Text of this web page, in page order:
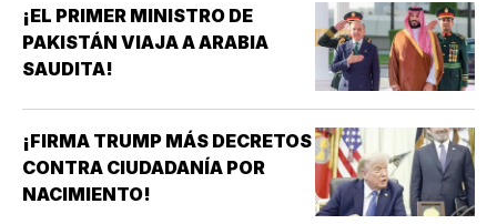
¡EL PRIMER MINISTRO DE
PAKISTÁN VIAJA A ARABIA
SAUDITA!
¡FIRMA TRUMP MÁS DECRETOS
CONTRA CIUDADANÍA POR
NACIMIENTO!